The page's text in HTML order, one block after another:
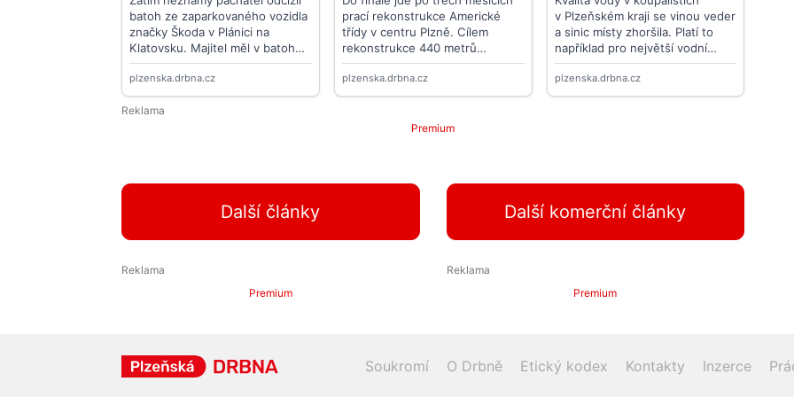
Premium
Další články Další komerční články
Premium Premium
Soukromí O Drbně Etický kodex Kontakty Inzerce